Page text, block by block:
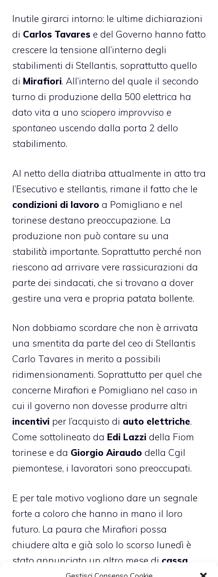
Inutile girarci intorno: le ultime dichiarazioni
di Carlos Tavares e del Governo hanno fatto
crescere la tensione all’interno degli
stabilimenti di Stellantis, soprattutto quello
di Mirafiori. All’interno del quale il secondo
turno di produzione della 500 elettrica ha
dato vita a uno sciopero improvviso e
spontaneo uscendo dalla porta 2 dello
stabilimento.
Al netto della diatriba attualmente in atto tra
l’Esecutivo e stellantis, rimane il fatto che le
condizioni di lavoro a Pomigliano e nel
torinese destano preoccupazione. La
produzione non può contare su una
stabilità importante. Soprattutto perché non
riescono ad arrivare vere rassicurazioni da
parte dei sindacati, che si trovano a dover
gestire una vera e propria patata bollente.
Non dobbiamo scordare che non è arrivata
una smentita da parte del ceo di Stellantis
Carlo Tavares in merito a possibili
ridimensionamenti. Soprattutto per quel che
concerne Mirafiori e Pomigliano nel caso in
cui il governo non dovesse produrre altri
incentivi per l’acquisto di auto elettriche.
Come sottolineato da Edi Lazzi della Fiom
torinese e da Giorgio Airaudo della Cgil
piemontese, i lavoratori sono preoccupati.
E per tale motivo vogliono dare un segnale
forte a coloro che hanno in mano il loro
futuro. La paura che Mirafiori possa
chiudere alta e già solo lo scorso lunedì è
stato annunciato un altro mese di cassa